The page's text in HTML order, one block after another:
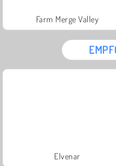
Farm Merge Valley
Elvenar